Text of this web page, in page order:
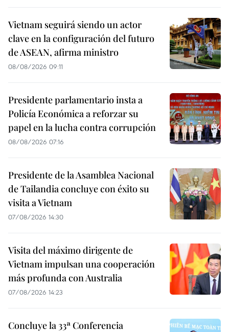
Vietnam seguirá siendo un actor
clave en la configuración del futuro
de ASEAN, afirma ministro
08/08/2026 09:11
Presidente parlamentario insta a
Policía Económica a reforzar su
papel en la lucha contra corrupción
08/08/2026 07:16
Presidente de la Asamblea Nacional
de Tailandia concluye con éxito su
visita a Vietnam
07/08/2026 14:30
Visita del máximo dirigente de
Vietnam impulsan una cooperación
más profunda con Australia
07/08/2026 14:23
Concluye la 33ª Conferencia